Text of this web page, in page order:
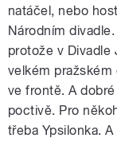
natáčel, nebo
Národním
protože v Divadle
velkém
ve frontě. A
poctivě. Pro
třeba Ypsilonka.